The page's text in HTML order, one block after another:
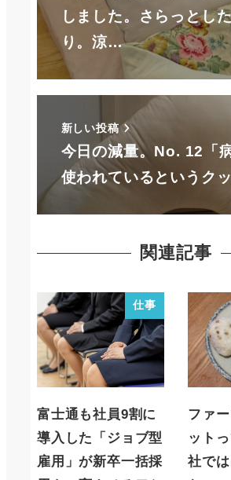
しました。さらっとし
り。涼…
新しい投稿
今日の減量。No. 12「
使われているというク
関連記事
仕事
富士通も社員9割に
導入した「ジョブ型
雇用」が新卒一括採
ファ
ット
社で